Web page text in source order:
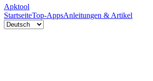
Apktool
StartseiteTop-AppsAnleitungen & Artikel